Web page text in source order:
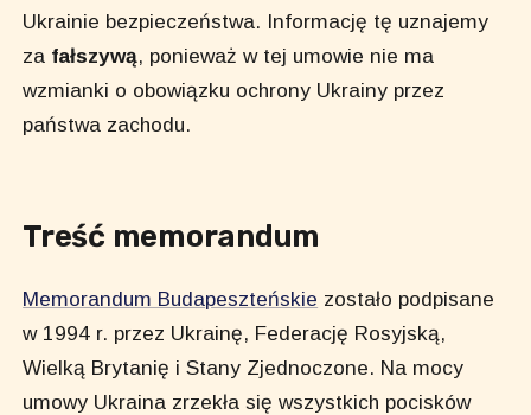
Ukrainie bezpieczeństwa. Informację tę uznajemy
za fałszywą, ponieważ w tej umowie nie ma
wzmianki o obowiązku ochrony Ukrainy przez
państwa zachodu.
Treść memorandum
Memorandum Budapeszteńskie zostało podpisane
w 1994 r. przez Ukrainę, Federację Rosyjską,
Wielką Brytanię i Stany Zjednoczone. Na mocy
umowy Ukraina zrzekła się wszystkich pocisków